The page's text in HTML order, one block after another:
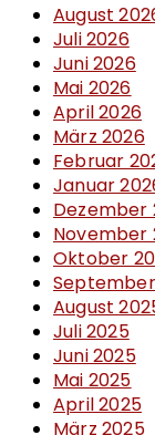
August
Juli 2026
Juni 2026
Mai 2026
April 2026
März 2026
Februar
Januar
Dezember
November
Oktober
August
Juli 2025
Juni 2025
Mai 2025
April 2025
März 2025